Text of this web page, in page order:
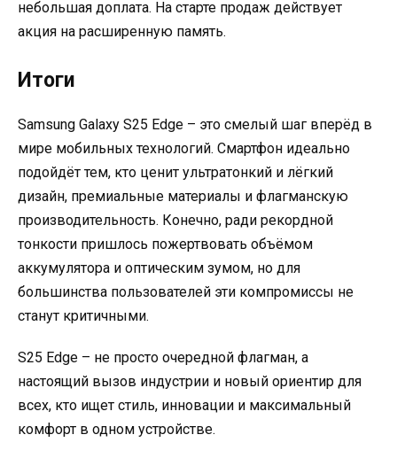
небольшая доплата. На старте продаж действует
акция на расширенную память.
Итоги
Samsung Galaxy S25 Edge – это смелый шаг вперёд в
мире мобильных технологий. Смартфон идеально
подойдёт тем, кто ценит ультратонкий и лёгкий
дизайн, премиальные материалы и флагманскую
производительность. Конечно, ради рекордной
тонкости пришлось пожертвовать объёмом
аккумулятора и оптическим зумом, но для
большинства пользователей эти компромиссы не
станут критичными.
S25 Edge – не просто очередной флагман, а
настоящий вызов индустрии и новый ориентир для
всех, кто ищет стиль, инновации и максимальный
комфорт в одном устройстве.